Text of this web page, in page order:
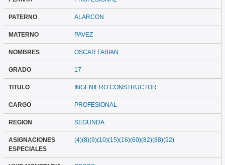
PATERNO ALARCON
MATERNO PAVEZ
NOMBRES OSCAR FABIAN
GRADO 17
TITULO INGENIERO CONSTRUCTOR
CARGO PROFESIONAL
REGION SEGUNDA
ASIGNACIONES
ESPECIALES
(4)(8)(9)(10)(15)(16)(60)(82)(88)(92)